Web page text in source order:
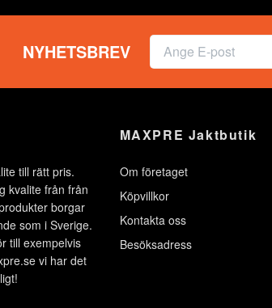
NYHETSBREV
till rätt pris.
kvalite från från
borgar
som i Sverige.
till exempelvis
vi har det
MAXPRE Jaktbutik
Om företaget
Köpvillkor
Kontakta oss
Besöksadress